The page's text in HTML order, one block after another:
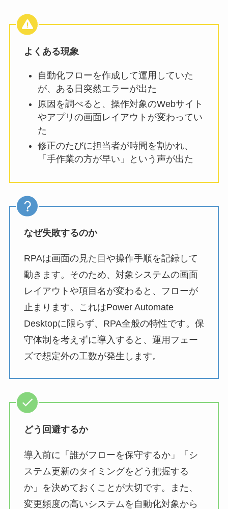
よくある現象
自動化フローを作成して運用していた
が、ある日突然エラーが出た
原因を調べると、操作対象のWebサイト
やアプリの画面レイアウトが変わってい
た
修正のたびに担当者が時間を割かれ、
「手作業の方が早い」という声が出た
なぜ失敗するのか
RPAは画面の見た目や操作手順を記録して
動きます。そのため、対象システムの画面
レイアウトや項目名が変わると、フローが
止まります。これはPower Automate
Desktopに限らず、RPA全般の特性です。保
守体制を考えずに導入すると、運用フェー
ズで想定外の工数が発生します。
どう回避するか
導入前に「誰がフローを保守するか」「シ
ステム更新のタイミングをどう把握する
か」を決めておくことが大切です。また、
変更頻度の高いシステムを自動化対象から